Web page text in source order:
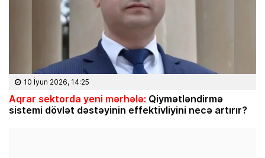
10 İyun 2026, 14:25
Aqrar sektorda yeni mərhələ: Qiymətləndirmə
sistemi dövlət dəstəyinin effektivliyini necə artırır?